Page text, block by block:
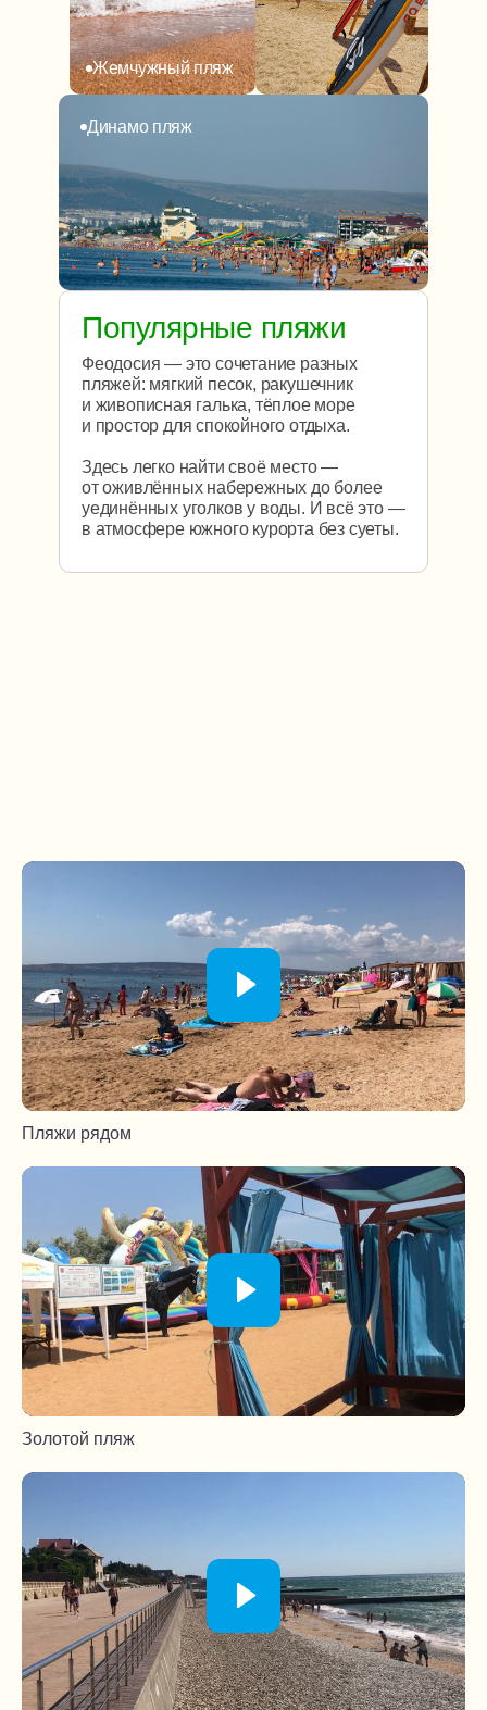
Жемчужный пляж
Динамо пляж
Популярные пляжи
Феодосия — это сочетание разных
пляжей: мягкий песок, ракушечник
и живописная галька, тёплое море
и простор для спокойного отдыха.
Здесь легко найти своё место —
от оживлённых набережных до более
уединённых уголков у воды. И всё это —
в атмосфере южного курорта без суеты.
Пляжи рядом
Золотой пляж